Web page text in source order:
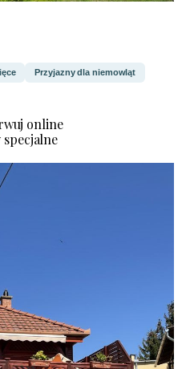
Przyjazny dla niemowląt
online